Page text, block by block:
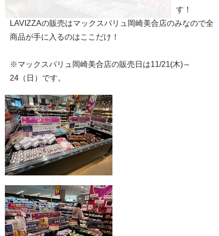
す！
LAVIZZAの販売はマックスバリュ岡崎美合店のみなので全
商品が手に入るのはここだけ！
※マックスバリュ岡崎美合店の販売日は11/21(木)～
24（日）です。